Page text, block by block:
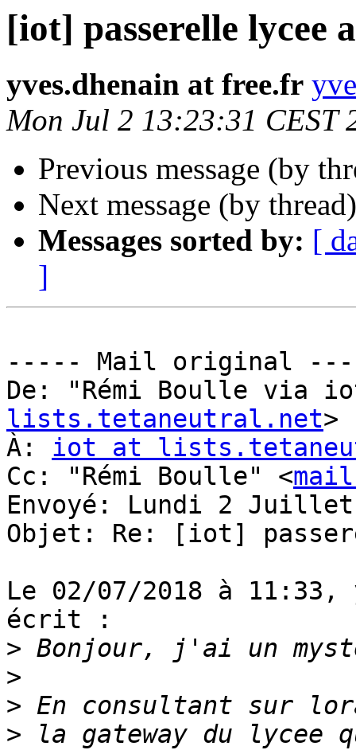
[iot] passerelle lycee
yves.dhenain at free.fr
Mon Jul 2 13:23:31 CEST
Previous message (by
Next message (by
Messages sorted by: [
]
----- Mail original
De: "Rémi Boulle via
lists.tetaneutral.net>
À: iot at
Cc: "Rémi Boulle" <
Envoyé: Lundi 2 Juillet
Objet: Re: [iot]
Le 02/07/2018 à
écrit :
>
>
>
> la gateway du lycee